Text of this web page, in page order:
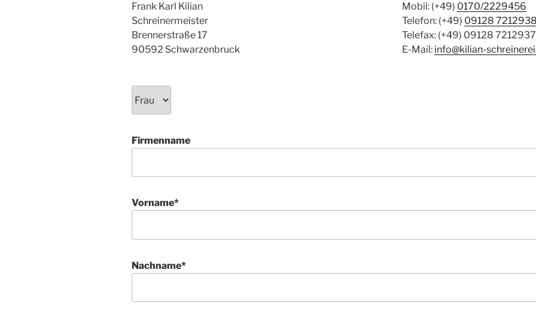
Frank Karl Kilian
Schreinermeister
Brennerstraße 17
90592 Schwarzenbruck
Mobil: (+49) 0170/2229456
Telefon: (+49) 09128 7212938
Telefax: (+49) 09128 7212937
E-Mail: info@kilian-
Firmenname
Vorname*
Nachname*